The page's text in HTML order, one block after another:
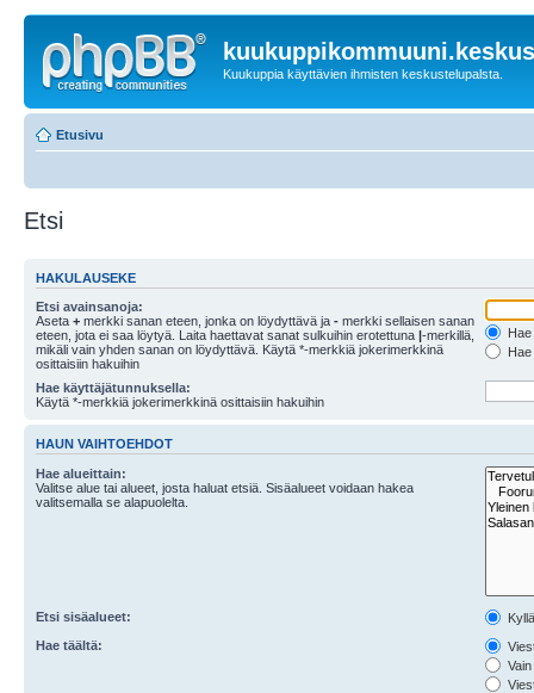
Kuukuppia käyttävien ihmisten keskustelupalsta.
Etusivu
Etsi
HAKULAUSEKE
Etsi avainsanoja:
Aseta + merkki sanan eteen, jonka on löydyttävä ja - merkki sellaisen sanan
eteen, jota ei saa löytyä. Laita haettavat sanat sulkuihin erotettuna |-merkillä,
mikäli vain yhden sanan on löydyttävä. Käytä *-merkkiä jokerimerkkinä
osittaisiin hakuihin
Hae käyttäjätunnuksella:
Käytä *-merkkiä jokerimerkkinä osittaisiin hakuihin
HAUN VAIHTOEHDOT
Hae alueittain:
Valitse alue tai alueet, josta haluat etsiä. Sisäalueet voidaan hakea
valitsemalla se alapuolelta.
Etsi sisäalueet:
Hae täältä: